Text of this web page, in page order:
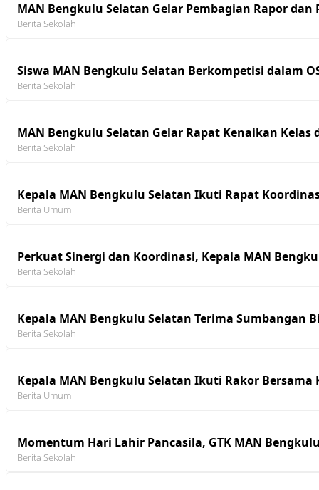
MAN Bengkulu Selatan Gelar Pembagian Rapor
Berita Sekolah
Siswa MAN Bengkulu Selatan Berkompetisi dalam
Berita Sekolah
MAN Bengkulu Selatan Gelar Rapat Kenaikan
Berita Sekolah
Kepala MAN Bengkulu Selatan Ikuti Rapat
Berita Umum
Perkuat Sinergi dan Koordinasi, Kepala MAN
Berita Sekolah
Kepala MAN Bengkulu Selatan Terima
Berita Sekolah
Kepala MAN Bengkulu Selatan Ikuti Rakor
Berita Umum
Momentum Hari Lahir Pancasila, GTK MAN
Berita Sekolah